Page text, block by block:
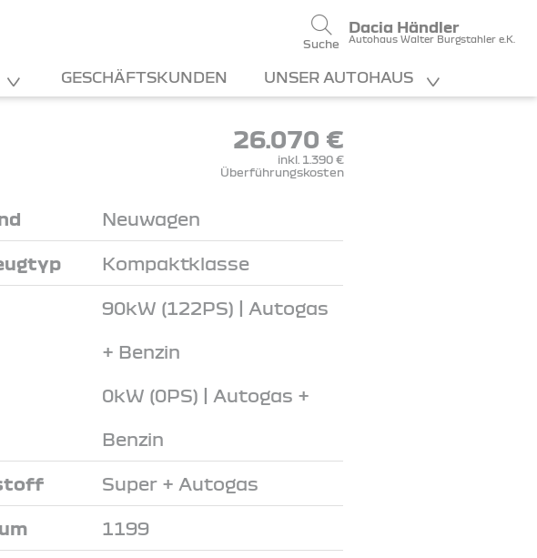
Suche
Dacia Händler
Autohaus Walter Burgstahler e.K.
GESCHÄFTSKUNDEN UNSER AUTOHAUS
26.070 €
inkl. 1.390 €
Überführungskosten
Neuwagen
Kompaktklasse
90kW (122PS) | Autogas
+ Benzin
0kW (0PS) | Autogas +
Benzin
Super + Autogas
1199